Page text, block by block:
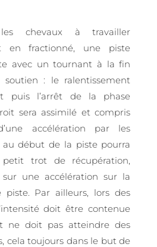
chevaux à travailler
en fractionné, une piste
avec un tournant à la fin
: le ralentissement
puis l’arrêt de la phase
sera assimilé et compris
accélération par les
au début de la piste pourra
trot de récupération,
une accélération sur la
Par ailleurs, lors des
doit être contenue
ne doit pas atteindre des
cela toujours dans le but de